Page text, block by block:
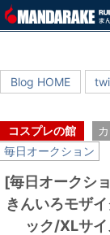
Blog HOME
コスプレの館
毎日オークション
[毎日オークシ
きんいろモザ
ック/XLサ